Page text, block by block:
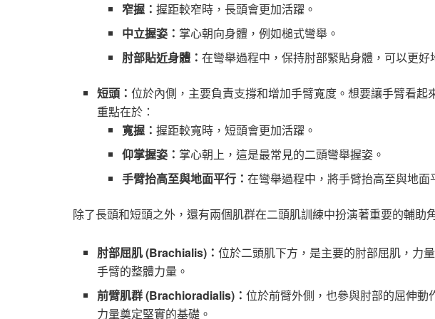
窄握： 握距較窄時，長頭會更加活躍。
中立握姿： 掌心朝向身體，例如槌式彎舉。
肘部貼近身體： 在彎舉過程中，保持肘部緊貼身體，可以更好
短頭：位於內側，主要負責支撐和增加手臂寬度。想要讓手臂看
重點在於：
寬握： 握距較寬時，短頭會更加活躍。
仰掌握姿： 掌心朝上，這是最常見的二頭彎舉握姿。
手臂抬高至與地面平行： 在彎舉過程中，將手臂抬高至與地面
除了長頭和短頭之外，還有兩個肌群在二頭肌訓練中扮演著重要的輔助
肘部屈肌 (Brachialis)：位於二頭肌下方，是主要的肘部屈肌，力
手臂的整體力量。
前臂肌群 (Brachioradialis)：位於前臂外側，也參與肘部的屈伸
力量奠定堅實的基礎。